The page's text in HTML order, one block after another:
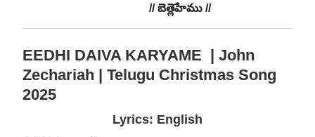
// బెత్లెహేము //
EEDHI DAIVA KARYAME | John
Zechariah | Telugu Christmas Song
2025
Lyrics: English